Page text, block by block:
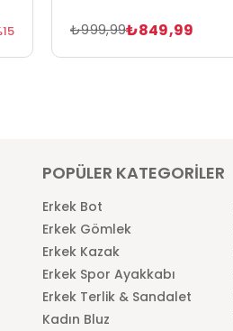
₺849,99
₺999,99
POPÜLER KATEGORİLER
Erkek Bot
Erkek Gömlek
Erkek Kazak
Erkek Spor Ayakkabı
Erkek Terlik & Sandalet
Kadın Bluz